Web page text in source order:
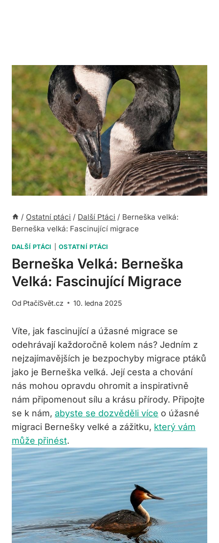
/ Ostatní ptáci / Další Ptáci / Berneška velká:
Berneška velká: Fascinující migrace
DALŠÍ PTÁCI OSTATNÍ PTÁCI
Berneška Velká: Berneška
Velká: Fascinující Migrace
Od PtačíSvět.cz 10. ledna 2025
Víte, jak fascinující a úžasné migrace se
odehrávají každoročně kolem nás? Jedním z
nejzajímavějších je bezpochyby migrace ptáků
jako je Berneška velká. Její cesta a chování
nás mohou opravdu ohromit a inspirativně
nám připomenout sílu a krásu přírody. Připojte
se k nám, abyste se dozvěděli více o úžasné
migraci Bernešky velké a zážitku, který vám
může přinést.